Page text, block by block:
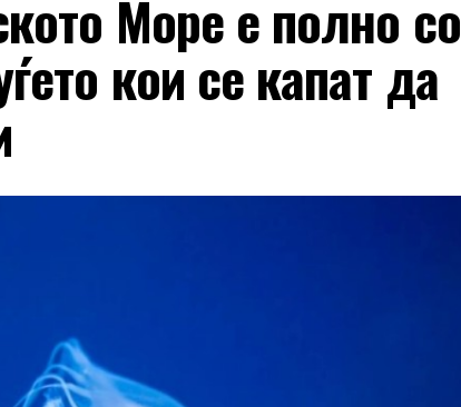
Море е полно со
кои се капат да